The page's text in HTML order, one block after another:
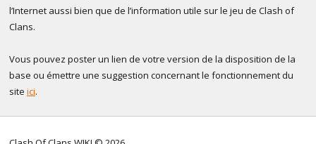
l’Internet aussi bien que de l’information utile sur le jeu de Clash of
Clans.
Vous pouvez poster un lien de votre version de la disposition de la
base ou émettre une suggestion concernant le fonctionnement du
site ici.